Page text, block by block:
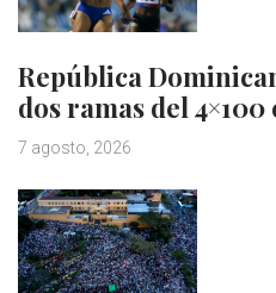
República
dos ramas del
7 agosto, 2026